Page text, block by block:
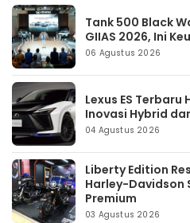
Tank 500 Black
GIIAS 2026, Ini
06 Agustus 2026
Lexus ES
Inovasi Hybrid
04 Agustus 2026
Liberty Edition
Harley-Davidson
Premium
03 Agustus 2026